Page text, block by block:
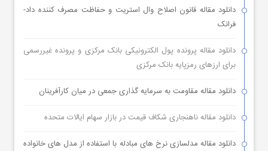
دانلود مقاله قانون اصلاح وال استریت و حفاظت مصرف کننده داد-
فرانک
دانلود مقاله پرونده پول الکترونیکی بانک مرکزی و پرونده غیررسمی
برای ارزهای رمزپایه بانک مرکزی
دانلود مقاله مقاومت به سرمایه گذاری جمعی در میان کارآفرینان
دانلود مقاله ناهنجاری شکاف قیمت در بازار سهام ایالات متحده
دانلود مقاله مدلسازی نرخ های مبادله با استفاده از مدل های خانواده